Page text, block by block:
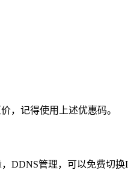
，记得使用上述优惠码。
DDNS管理，可以免费切换